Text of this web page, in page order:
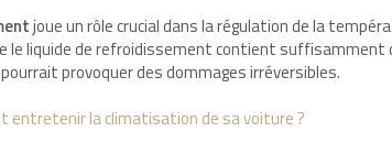
joue un rôle crucial dans la régulation de la
le liquide de refroidissement contient suffisamment
provoquer des dommages irréversibles.
entretenir la climatisation de sa voiture ?